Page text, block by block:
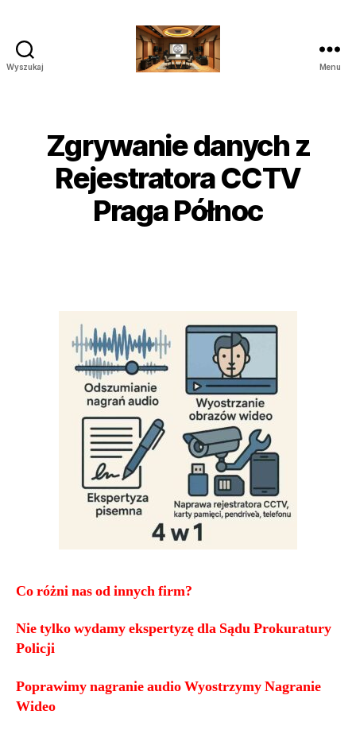
Wyszukaj
Sądu
Audio
Menu
Zgrywanie danych z
Rejestratora CCTV
Praga Północ
Co różni nas od innych firm?
Nie tylko wydamy ekspertyzę dla Sądu Prokuratury
Policji
Poprawimy nagranie audio Wyostrzymy Nagranie
Wideo